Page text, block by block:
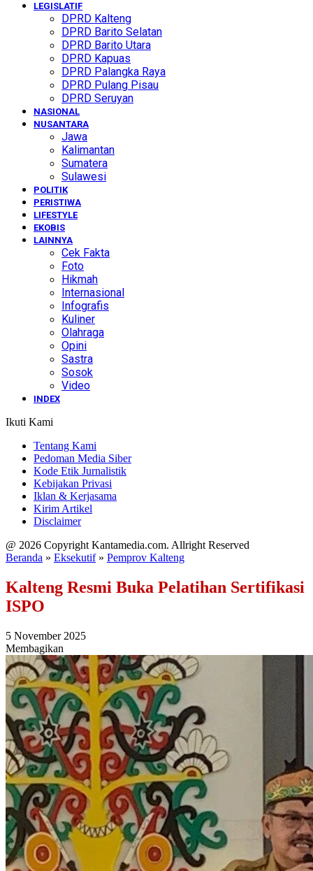
LEGISLATIF
DPRD Kalteng
DPRD Barito Selatan
DPRD Barito Utara
DPRD Kapuas
DPRD Palangka Raya
DPRD Pulang Pisau
DPRD Seruyan
NASIONAL
NUSANTARA
Jawa
Kalimantan
Sumatera
Sulawesi
POLITIK
PERISTIWA
LIFESTYLE
EKOBIS
LAINNYA
Cek Fakta
Foto
Hikmah
Internasional
Infografis
Kuliner
Olahraga
Opini
Sastra
Sosok
Video
INDEX
Ikuti Kami
Tentang Kami
Pedoman Media Siber
Kode Etik Jurnalistik
Kebijakan Privasi
Iklan & Kerjasama
Kirim Artikel
Disclaimer
@ 2026 Copyright Kantamedia.com. Allright Reserved
Beranda » Eksekutif» Pemprov Kalteng
Kalteng Resmi Buka Pelatihan Sertifikasi
ISPO
5 November 2025
Membagikan